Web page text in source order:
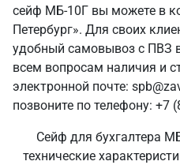
сейф МБ-10Г вы можете в
Петербург». Для своих
удобный самовывоз с ПВЗ
всем вопросам наличия и
электронной почте:
позвоните по телефону: +7
Сейф для бухгалтера
технические